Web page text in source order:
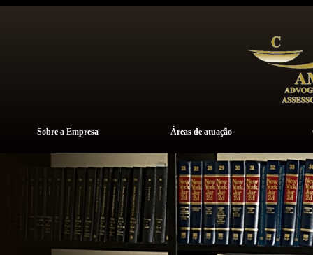
Sobre a Empresa Áreas de atuação